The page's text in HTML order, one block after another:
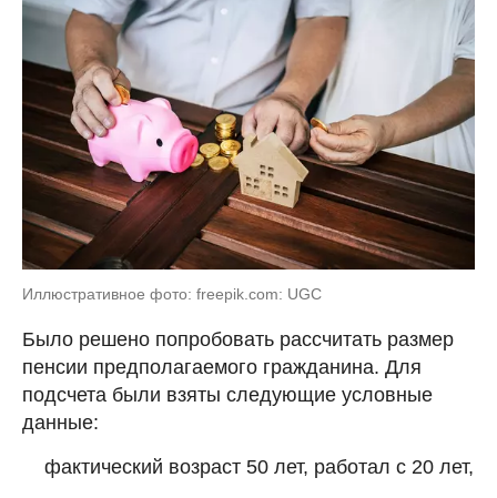
Иллюстративное фото: freepik.com: UGC
Было решено попробовать рассчитать размер
пенсии предполагаемого гражданина. Для
подсчета были взяты следующие условные
данные:
фактический возраст 50 лет, работал с 20 лет,